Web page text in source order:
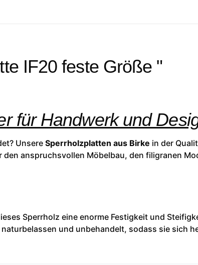
IF20 feste Größe "
für Handwerk und
Unsere Sperrholzplatten aus Birke in der
anspruchsvollen Möbelbau, den filigranen
Sperrholz eine enorme Festigkeit und
und unbehandelt, sodass sie sich